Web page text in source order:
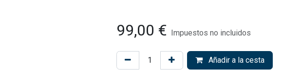
99,00 € Impuestos no incluidos
Añadir a la cesta